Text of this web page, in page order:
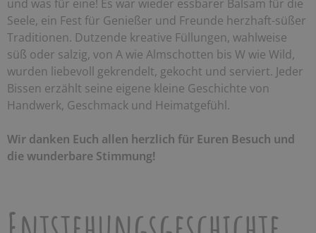
und was für eine! Es war wieder essbarer Balsam für die
Seele, ein Fest für Genießer und Freunde herzhaft-süßer
Traditionen. Dutzende kreative Füllungen, wahlweise
süß oder salzig, von A wie Almschotten bis W wie Wild,
wurden liebevoll gekrendelt, gekocht und serviert. Jeder
Bissen erzählt seine eigene kleine Geschichte von
Handwerk, Geschmack und Heimatgefühl.
Wir danken Euch allen herzlich für Euren Besuch und
die wunderbare Stimmung!